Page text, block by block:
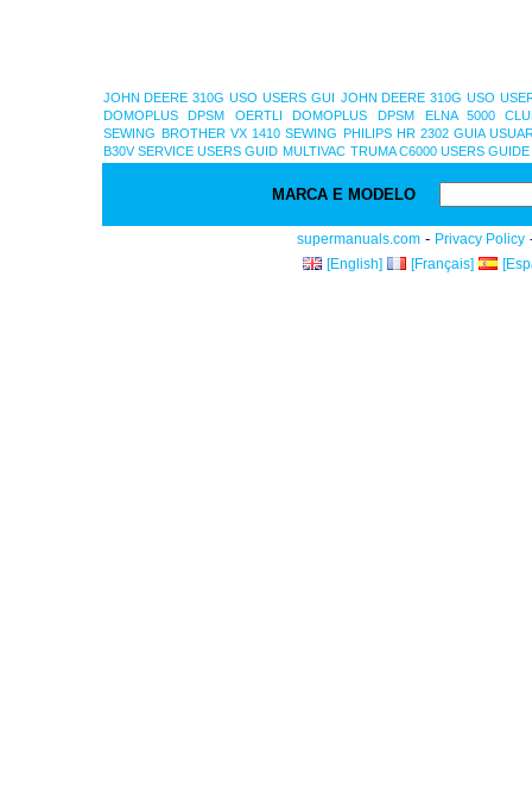
JOHN DEERE 310G USO USERS GUI JOHN DEERE 310G USO
DOMOPLUS DPSM
OERTLI DOMOPLUS DPSM
ELNA 5000
SEWING BROTHER VX 1410 SEWING PHILIPS HR 2302 GUIA
B30V SERVICE USERS GUID MULTIVAC TRUMA C6000 USERS GUIDE
MARCA E MODELO
supermanuals.com - Privacy Policy
[English] [Français]